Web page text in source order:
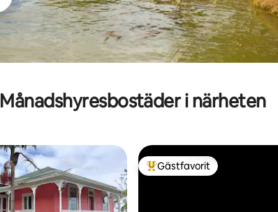
Månadshyresbostäder i närheten
Populär gästfavorit
Gästfavorit